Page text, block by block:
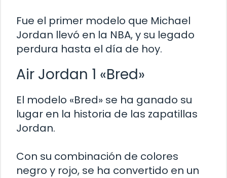
Fue el primer modelo que Michael
Jordan llevó en la NBA, y su legado
perdura hasta el día de hoy.
Air Jordan 1 «Bred»
El modelo «Bred» se ha ganado su
lugar en la historia de las zapatillas
Jordan.
Con su combinación de colores
negro y rojo, se ha convertido en un